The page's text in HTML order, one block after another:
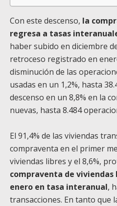
Con este descenso, la
regresa a tasas
haber subido en diciembre
retroceso registrado en
disminución de las
usadas en un 1,2%, hasta
descenso en un 8,8% en la
nuevas, hasta 8.484
El 91,4% de las viviendas
compraventa en el primer
viviendas libres y el 8,6%,
compraventa de viviendas
enero en tasa interanual,
transacciones. En tanto que